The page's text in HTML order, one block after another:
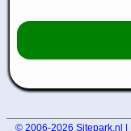
© 2006-2026 Sitepark.nl